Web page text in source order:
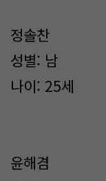
정솔찬
성별: 남
나이: 25세
윤해겸